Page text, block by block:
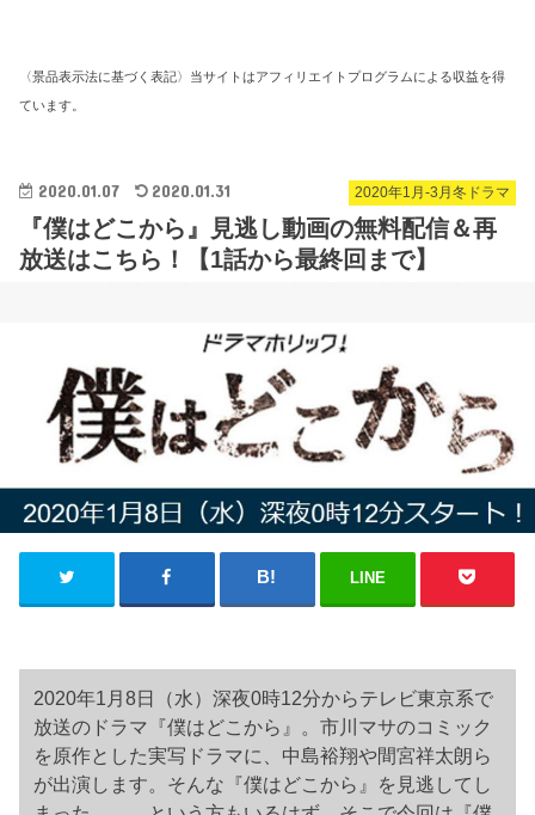
〈景品表示法に基づく表記〉当サイトはアフィリエイトプログラムによる収益を得
ています。
2020年1月-3月冬ドラマ
2020.01.07 2020.01.31
『僕はどこから』見逃し動画の無料配信＆再
放送はこちら！【1話から最終回まで】
LINE
2020年1月8日（水）深夜0時12分からテレビ東京系で
放送のドラマ『僕はどこから』。市川マサのコミック
を原作とした実写ドラマに、中島裕翔や間宮祥太朗ら
が出演します。そんな『僕はどこから』を見逃してし